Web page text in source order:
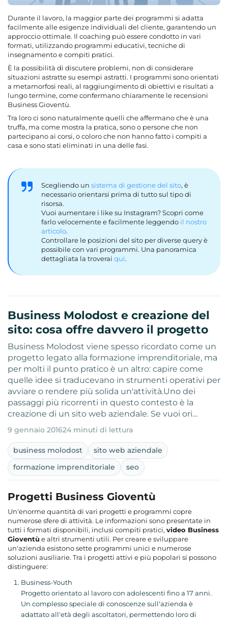
Durante il lavoro, la maggior parte dei programmi si adatta
facilmente alle esigenze individuali del cliente, garantendo un
approccio ottimale. Il coaching può essere condotto in vari
formati, utilizzando programmi educativi, tecniche di
insegnamento e compiti pratici.
È la possibilità di discutere problemi, non di considerare
situazioni astratte su esempi astratti. I programmi sono orientati
a metamorfosi reali, al raggiungimento di obiettivi e risultati a
lungo termine, come confermano chiaramente le recensioni
Business Gioventù.
Tra loro ci sono naturalmente quelli che affermano che è una
truffa, ma come mostra la pratica, sono o persone che non
partecipano ai corsi, o coloro che non hanno fatto i compiti a
casa e sono stati eliminati in una delle fasi.
Scegliendo un sistema di gestione del sito, è
necessario orientarsi prima di tutto sul tipo di
risorsa.
Vuoi aumentare i like su Instagram? Scopri come
farlo velocemente e facilmente leggendo il nostro
articolo.
Controllare le posizioni del sito per diverse query è
possibile con vari programmi. Una panoramica
dettagliata la troverai qui.
Business Molodost e creazione del
sito: cosa offre davvero il progetto
Business Molodost viene spesso ricordato come un
progetto legato alla formazione imprenditoriale, ma
per molti il punto pratico è un altro: capire come
quelle idee si traducevano in strumenti operativi per
avviare o rendere più solida un'attività.Uno dei
passaggi più ricorrenti in questo contesto è la
creazione di un sito web aziendale. Se vuoi ori…
9 gennaio 201624 minuti di lettura
business molodost
sito web aziendale
formazione imprenditoriale
seo
Progetti Business Gioventù
Un'enorme quantità di vari progetti e programmi copre
numerose sfere di attività. Le informazioni sono presentate in
tutti i formati disponibili, inclusi compiti pratici, video Business
Gioventù e altri strumenti utili. Per creare e sviluppare
un'azienda esistono sette programmi unici e numerose
soluzioni ausiliarie. Tra i progetti attivi e più popolari si possono
distinguere:
Business-Youth
Progetto orientato al lavoro con adolescenti fino a 17 anni.
Un complesso speciale di conoscenze sull'azienda è
adattato all'età degli ascoltatori, permettendo loro di